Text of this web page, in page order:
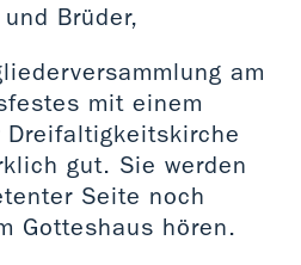
Brüder,
am
mit einem
gut. Sie werden
Seite noch
Gotteshaus hören.